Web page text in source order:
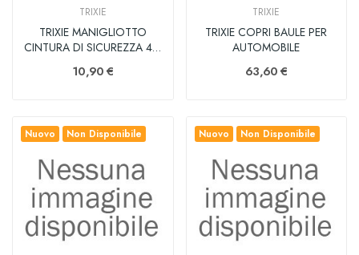
TRIXIE
TRIXIE MANIGLIOTTO
CINTURA DI SICUREZZA 45-
10,90 €
TRIXIE
TRIXIE COPRI BAULE PER
AUTOMOBILE
63,60 €
Nuovo Non Disponibile Nuovo Non Disponibile